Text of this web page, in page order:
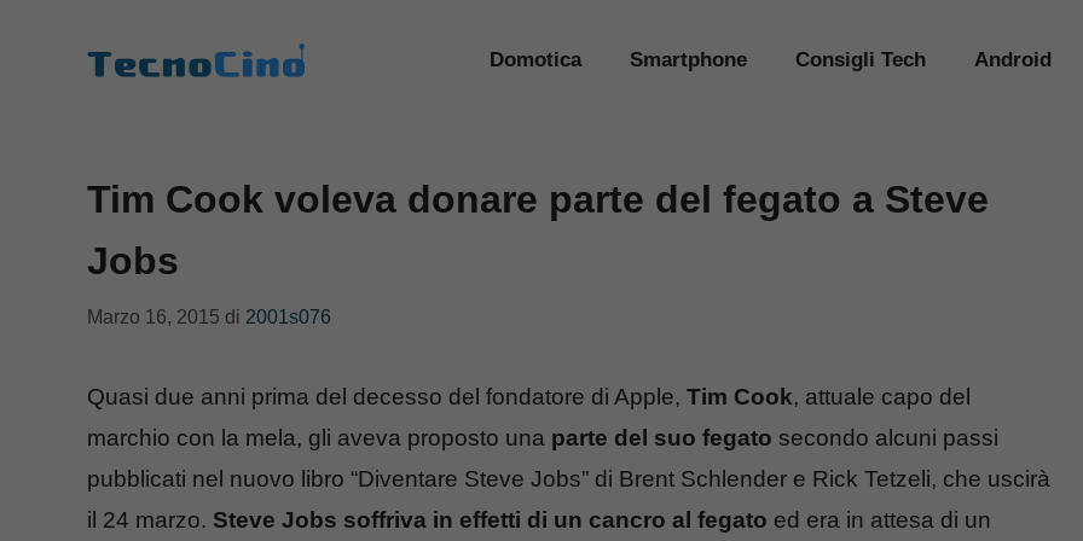
Domotica Smartphone Consigli Tech Android
Tim Cook voleva donare parte del fegato a Steve
Jobs
Marzo 16, 2015 di 2001s076
Quasi due anni prima del decesso del fondatore di Apple, Tim Cook, attuale capo del
marchio con la mela, gli aveva proposto una parte del suo fegato secondo alcuni passi
pubblicati nel nuovo libro “Diventare Steve Jobs” di Brent Schlender e Rick Tetzeli, che uscirà
il 24 marzo. Steve Jobs soffriva in effetti di un cancro al fegato ed era in attesa di un